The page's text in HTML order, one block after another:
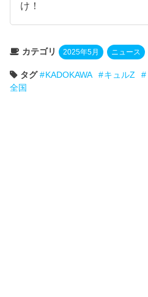
け！
カテゴリ 2025年5月 ニュース
タグ KADOKAWA キュルZ
全国